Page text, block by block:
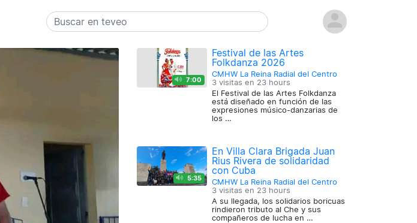
7:00
Festival de las Artes
Folkdanza 2026
CMHW La Reina Radial del Centro
3 visitas en 23 hours
El Festival de las Artes Folkdanza
está diseñado en función de las
expresiones músico-danzarias de
los …
5:35
En Villa Clara Brigada Juan
Rius Rivera de solidaridad
con Cuba
CMHW La Reina Radial del Centro
3 visitas en 23 hours
A su llegada, los solidarios boricuas
rindieron tributo al Che y sus
compañeros de lucha en …